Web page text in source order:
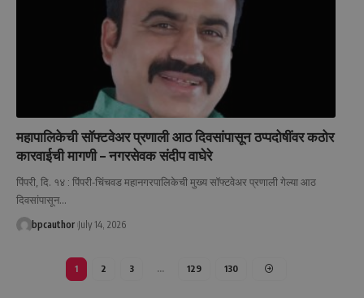
महापालिकेची सॉफ्टवेअर प्रणाली आठ दिवसांपासून ठप्पदोषींवर कठोर
कारवाईची मागणी – नगरसेवक संदीप वाघेरे
पिंपरी, दि. १४ : पिंपरी-चिंचवड महानगरपालिकेची मुख्य सॉफ्टवेअर प्रणाली गेल्या आठ
दिवसांपासून…
bpcauthor July 14, 2026
1 2 3 … 129 130